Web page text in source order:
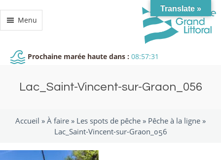
Menu
Prochaine marée haute dans : 08:57:30
Lac_Saint-Vincent-sur-Graon_056
Accueil » À faire » Les spots de pêche » Pêche à la ligne »
Lac_Saint-Vincent-sur-Graon_056
Translate »